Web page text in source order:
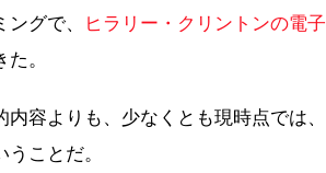
グで、
ヒラリー・クリントンの電子
。
容よりも、少なくとも現時点では、
ことだ。